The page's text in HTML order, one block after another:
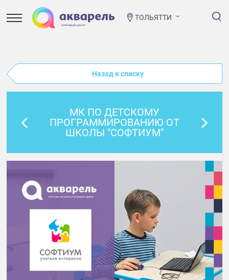
ТОЛЬЯТТИ
Назад к списку
МК ПО ДЕТСКОМУ
ПРОГРАММИРОВАНИЮ ОТ
ШКОЛЫ "СОФТИУМ"